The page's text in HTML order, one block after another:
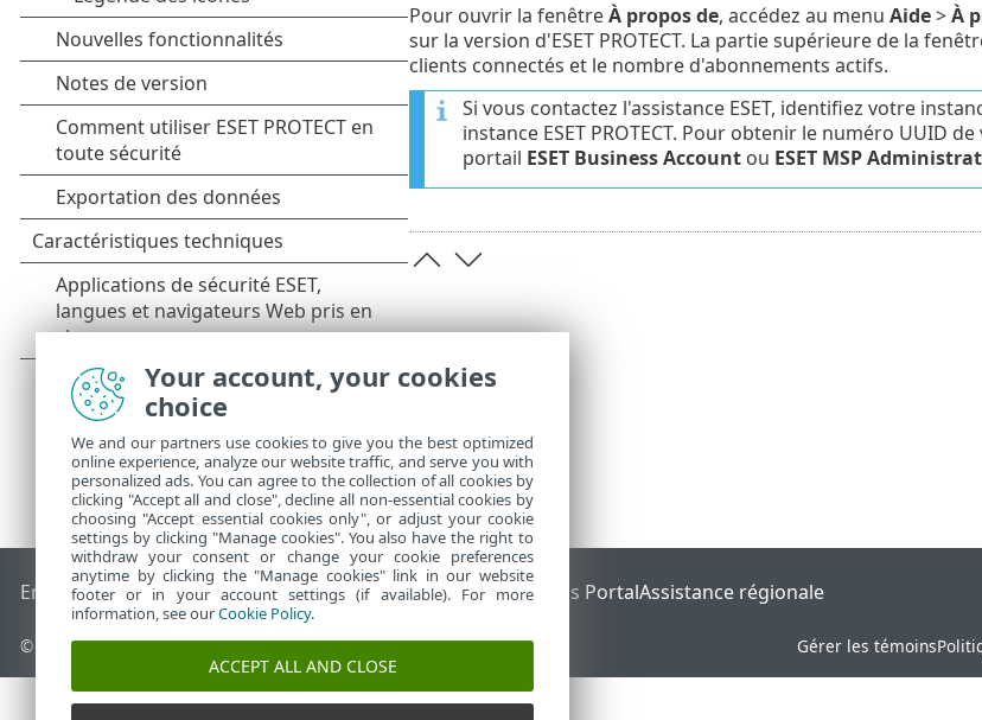
Pour ouvrir la fenêtreÀ propos de, accédez au menu Aide>À
sur la version d'ESET PROTECT. La partie supérieure de la
clients connectés et le nombre d'abonnements actifs.
Si vous contactez l'assistance ESET, identifiez votre
instance ESET PROTECT. Pour obtenir le numéro UUID
portail ESET Business Accountou ESET MSP
End of Life Base de connaissances ESETForum ESETESET Status PortalAssistance régionale
© 1992 - 2026 ESET, spol. s r.o. - Tous droits réservés. Gérer les témoins
Your account, your cookies
choice
We and our partners use cookies to give you the best optimized
online experience, analyze our website traffic, and serve you with
personalized ads. You can agree to the collection of all cookies by
clicking "Accept all and close", decline all non-essential cookies by
choosing "Accept essential cookies only", or adjust your cookie
settings by clicking "Manage cookies". You also have the right to
withdraw your consent or change your cookie preferences
anytime by clicking the "Manage cookies" link in our website
footer or in your account settings (if available). For more
information, see ourCookie Policy.
ACCEPT ALL AND CLOSE